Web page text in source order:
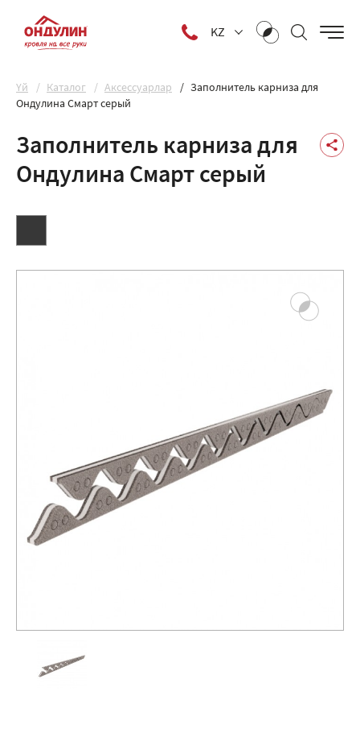
KZ
Yй Каталог Аксессуарлар
Заполнитель карниза для
Ондулина Смарт серый
Заполнитель карниза для
Ондулина Смарт серый